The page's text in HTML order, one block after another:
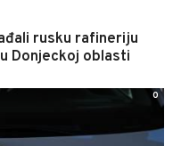
rusku rafineriju
Donjeckoj oblasti
0